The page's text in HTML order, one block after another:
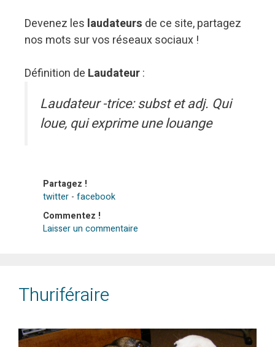
Devenez les laudateurs de ce site, partagez
nos mots sur vos réseaux sociaux !
Définition de Laudateur:
Laudateur -trice: subst et adj. Qui
loue, qui exprime une louange
Partagez !
twitter - facebook
Commentez !
Laisser un commentaire
Thuriféraire